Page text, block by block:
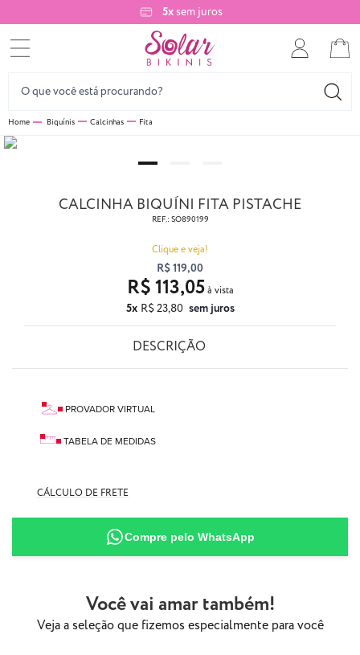
5xsem juros
Biquínis Calcinhas Fita
CALCINHA BIQUÍNI FITA PISTACHE
REF.: SO890199
Clique e veja!
R$ 119,00
5x R$ 23,80 sem juros
R$ 113,05
DESCRIÇÃO
10% Elastano
PROVADOR VIRTUAL
TABELA DE MEDIDAS
CÁLCULO DE FRETE
Compre pelo WhatsApp
Você vai amar também!
Veja a seleção que fizemos especialmente para você